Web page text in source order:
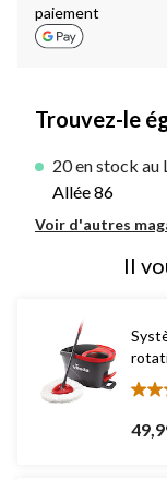
paiement
Trouvez-le
20 en stock au
Allée 86
Voir d'autres
Il
4.4
sur